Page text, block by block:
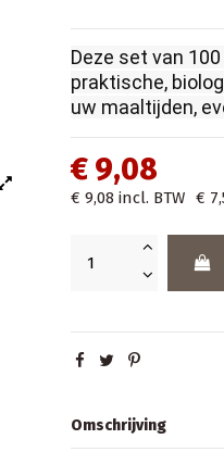
Deze set van
praktische,
uw maaltijden,
€ 9,08
€ 9,08 incl. BTW €
Omschrijving